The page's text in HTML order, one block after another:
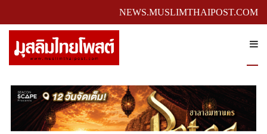
NEWS.MUSLIMTHAIPOST.COM